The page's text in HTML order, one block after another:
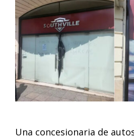
Una concesionaria de